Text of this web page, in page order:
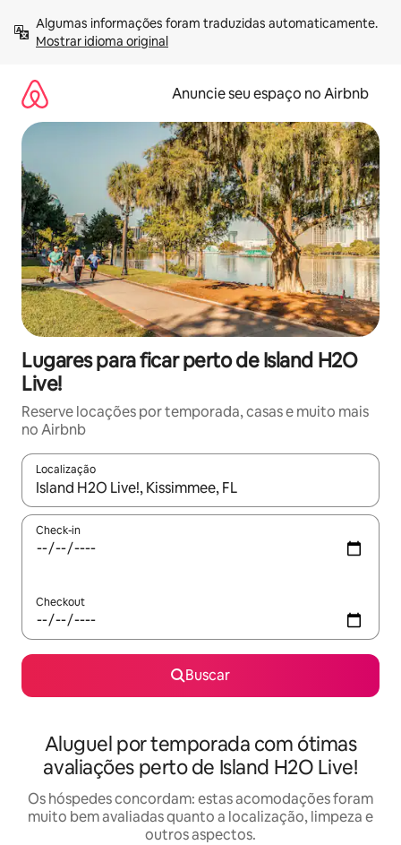
para
Mostrar idioma original
Anuncie seu espaço no Airbnb
Lugares para ficar perto de Island H2O
Live!
Reserve locações por temporada, casas e muito mais
no Airbnb
Localização
Quando os resultados estiverem disponíveis, explore-os
Check-in
Checkout
Buscar
Aluguel por temporada com ótimas
avaliações perto de Island H2O Live!
Os hóspedes concordam: estas acomodações foram
muito bem avaliadas quanto a localização, limpeza e
outros aspectos.